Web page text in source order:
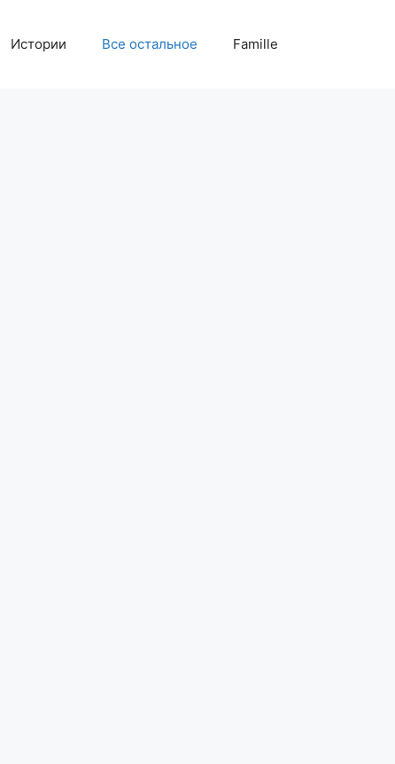
Истории Все остальное Famille